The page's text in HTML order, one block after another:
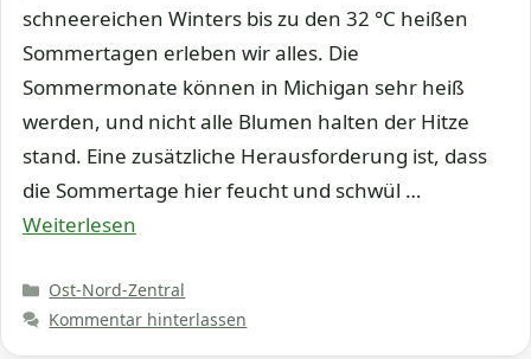
schneereichen Winters bis zu den 32 °C heißen
Sommertagen erleben wir alles. Die
Sommermonate können in Michigan sehr heiß
werden, und nicht alle Blumen halten der Hitze
stand. Eine zusätzliche Herausforderung ist, dass
die Sommertage hier feucht und schwül …
Weiterlesen
Kategorien
Ost-Nord-Zentral
Kommentar hinterlassen